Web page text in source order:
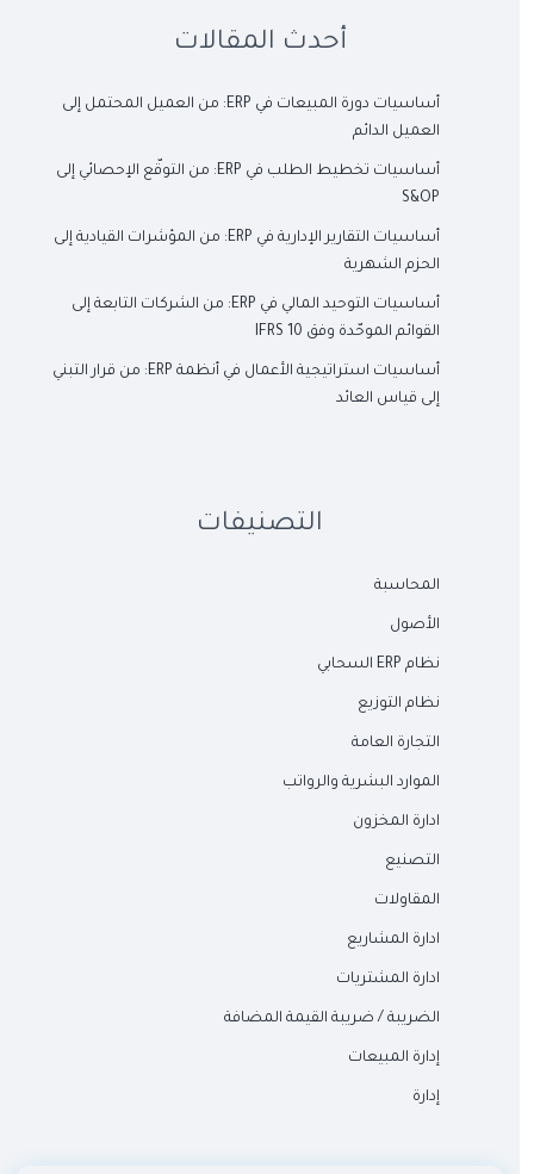
أحدث المقالات
أساسيات دورة المبيعات في ERP: من العميل المحتمل إلى
العميل الدائم
أساسيات تخطيط الطلب في ERP: من التوقّع الإحصائي إلى
S&OP
أساسيات التقارير الإدارية في ERP: من المؤشرات القيادية إلى
الحزم الشهرية
أساسيات التوحيد المالي في ERP: من الشركات التابعة إلى
القوائم الموحّدة وفق IFRS 10
أساسيات استراتيجية الأعمال في أنظمة ERP: من قرار التبني
إلى قياس العائد
التصنيفات
المحاسبة
الأصول
نظام ERP السحابي
نظام التوزيع
التجارة العامة
الموارد البشرية والرواتب
ادارة المخزون
التصنيع
المقاولات
ادارة المشاريع
ادارة المشتريات
الضريبة / ضريبة القيمة المضافة
إدارة المبيعات
إدارة